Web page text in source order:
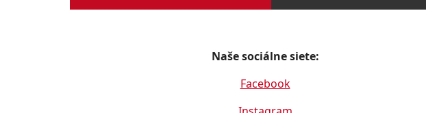
Naše sociálne siete:
Facebook